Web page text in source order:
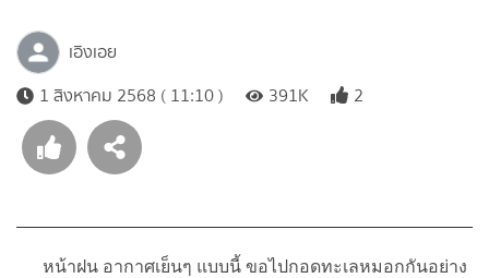
เอิงเอย
1 สิงหาคม 2568 ( 11:10 )
391K 2
หน้าฝน อากาศเย็นๆ แบบนี้ ขอไปกอดทะเลหมอกกันอย่าง